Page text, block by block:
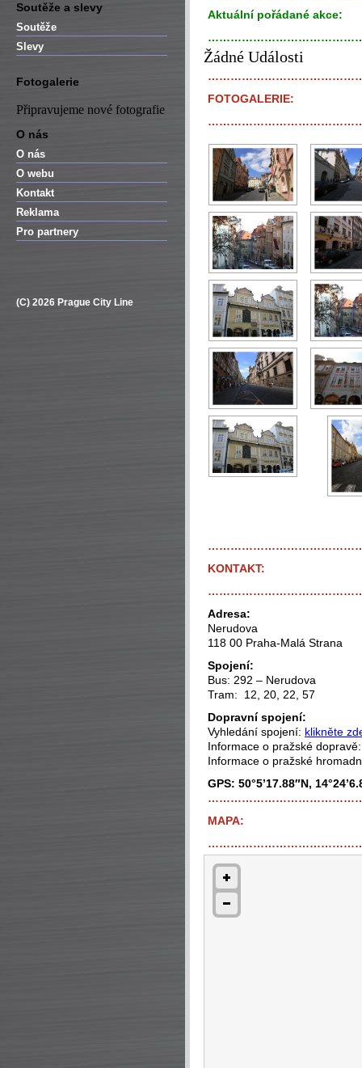
Soutěže a slevy
Soutěže
Slevy
Fotogalerie
Připravujeme nové fotografie
O nás
O nás
O webu
Kontakt
Reklama
Pro partnery
(C) 2026 Prague City Line
Aktuální pořádané akce:
Žádné Události
FOTOGALERIE:
KONTAKT:
Adresa:
Nerudova
118 00 Praha-Malá Strana
Spojení:
Bus: 292 – Nerudova
Tram: 12, 20, 22, 57
Dopravní spojení:
Vyhledání spojení: klikněte
Informace o pražské
Informace o pražské
GPS: 50°5’17.88″N,
MAPA: